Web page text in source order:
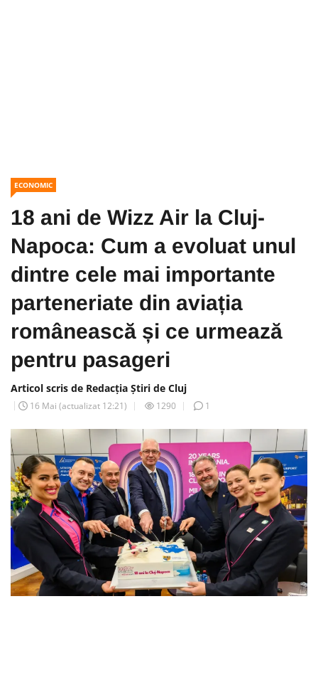
ECONOMIC
18 ani de Wizz Air la Cluj-
Napoca: Cum a evoluat unul
dintre cele mai importante
parteneriate din aviația
românească și ce urmează
pentru pasageri
Articol scris de Redacția Știri de Cluj
16 Mai (actualizat 12:21) 1290 1